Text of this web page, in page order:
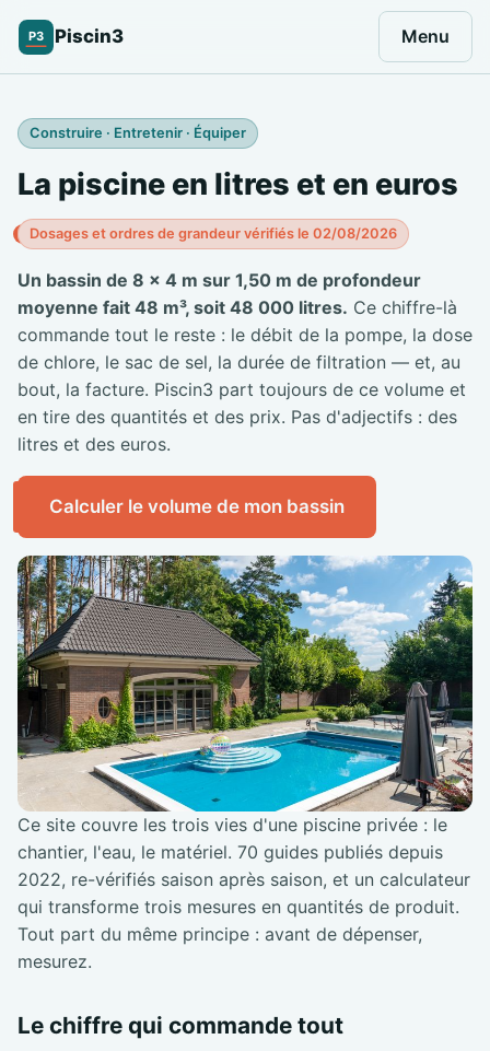
P3 Piscin3 Menu
Construire · Entretenir · Équiper
La piscine en litres et en euros
Dosages et ordres de grandeur vérifiés le 02/08/2026
Un bassin de 8 × 4 m sur 1,50 m de profondeur
moyenne fait 48 m³, soit 48 000 litres. Ce chiffre-là
commande tout le reste : le débit de la pompe, la dose
de chlore, le sac de sel, la durée de filtration — et, au
bout, la facture. Piscin3 part toujours de ce volume et
en tire des quantités et des prix. Pas d'adjectifs : des
litres et des euros.
Calculer le volume de mon bassin
Ce site couvre les trois vies d'une piscine privée : le
chantier, l'eau, le matériel. 70 guides publiés depuis
2022, re-vérifiés saison après saison, et un calculateur
qui transforme trois mesures en quantités de produit.
Tout part du même principe : avant de dépenser,
mesurez.
Le chiffre qui commande tout